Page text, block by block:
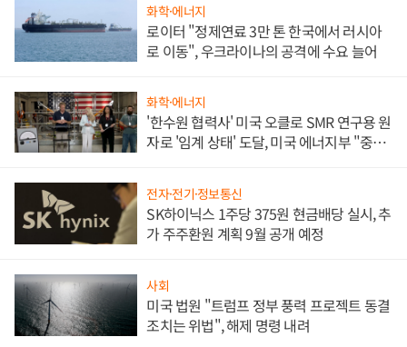
화학·에너지
로이터 "정제연료 3만 톤 한국에서 러시아
로 이동", 우크라이나의 공격에 수요 늘어
화학·에너지
'한수원 협력사' 미국 오클로 SMR 연구용 원
자로 '임계 상태' 도달, 미국 에너지부 "중요
전자·전기·정보통신
SK하이닉스 1주당 375원 현금배당 실시, 추
가 주주환원 계획 9월 공개 예정
사회
미국 법원 "트럼프 정부 풍력 프로젝트 동결
조치는 위법", 해제 명령 내려